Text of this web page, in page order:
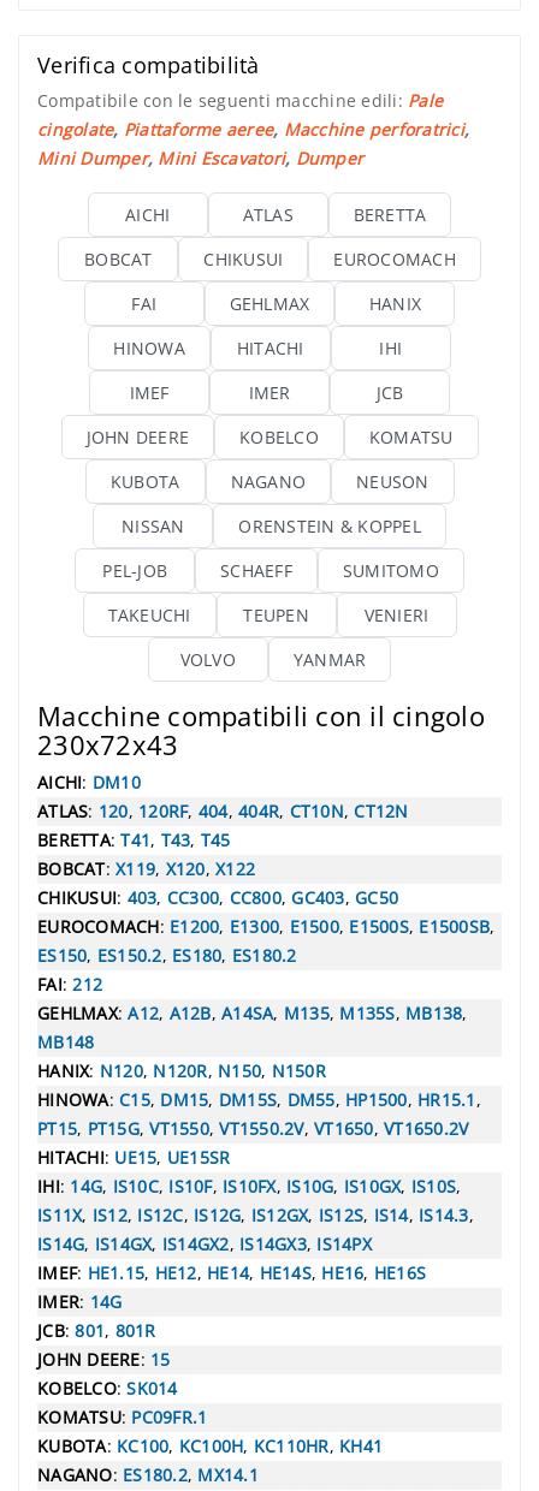
Verifica compatibilità
Compatibile con le seguenti macchine edili: Pale
cingolate, Piattaforme aeree, Macchine perforatrici,
Mini Dumper, Mini Escavatori, Dumper
AICHI ATLAS
BERETTA
BOBCAT
CHIKUSUI
EUROCOMACH
FAI
GEHLMAX
HANIX
HINOWA
HITACHI
IHI
IMEF
IMER
JCB
JOHN DEERE
KOBELCO
KOMATSU
KUBOTA
NAGANO
NEUSON
NISSAN
ORENSTEIN & KOPPEL
PEL-JOB
SCHAEFF
SUMITOMO
TAKEUCHI
TEUPEN
VENIERI
VOLVO
YANMAR
Macchine compatibili con il cingolo
230x72x43
AICHI: DM10
ATLAS: 120, 120RF, 404, 404R, CT10N,CT12N
BERETTA:T41, T43, T45
BOBCAT: X119, X120, X122
CHIKUSUI: 403, CC300, CC800,GC403, GC50
EUROCOMACH: E1200, E1300, E1500, E1500S, E1500SB,
ES150, ES150.2, ES180, ES180.2
FAI:212
GEHLMAX:A12, A12B, A14SA, M135, M135S, MB138,
MB148
HANIX: N120, N120R, N150, N150R
HINOWA: C15, DM15, DM15S, DM55, HP1500, HR15.1 ,
PT15, PT15G,VT1550,VT1550.2V, VT1650, VT1650.2V
HITACHI: UE15, UE15SR
IHI: 14G, IS10C, IS10F, IS10FX, IS10G, IS10GX, IS10S,
IS11X, IS12, IS12C, IS12G, IS12GX, IS12S, IS14, IS14.3,
IS14G, IS14GX, IS14GX2, IS14GX3, IS14PX
IMEF: HE1.15, HE12, HE14, HE14S, HE16, HE16S
IMER: 14G
JCB:801, 801R
JOHN DEERE: 15
KOBELCO:SK014
KOMATSU: PC09FR.1
KUBOTA: KC100, KC100H, KC110HR, KH41
NAGANO: ES180.2, MX14.1